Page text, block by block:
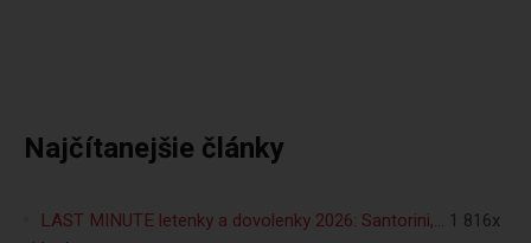
Najčítanejšie články
LAST MINUTE letenky a dovolenky 2026: Santorini,… 1 816x